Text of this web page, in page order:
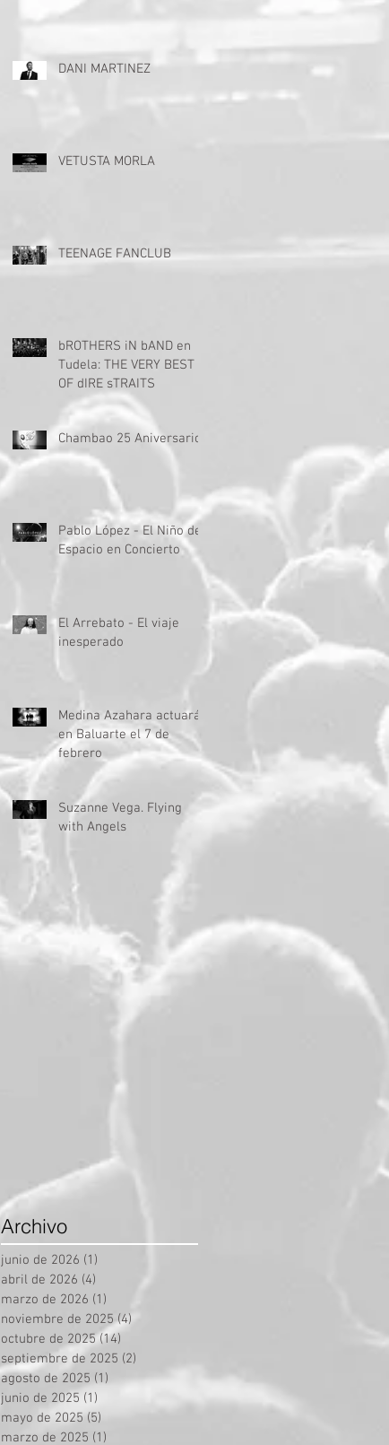
DANI MARTINEZ
VETUSTA MORLA
TEENAGE FANCLUB
bROTHERS iN bAND en
Tudela: THE VERY BEST
OF dIRE sTRAITS
Chambao 25 Aniversario
Pablo López - El Niño del
Espacio en Concierto
El Arrebato - El viaje
inesperado
Medina Azahara actuará
en Baluarte el 7 de
febrero
Suzanne Vega. Flying
with Angels
Archivo
junio de 2026 (1)
abril de 2026 (4) 4 entradas
marzo de 2026 (1)
noviembre de 2025 (4)
octubre de 2025 (14)
septiembre de 2025 (2)
agosto de 2025 (1) 1 entrada
junio de 2025 (1)
mayo de 2025 (5)
marzo de 2025 (1)